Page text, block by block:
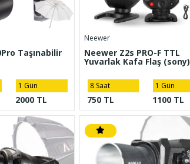
Taşınabilir
1 Gün
2000 TL
Neewer
Neewer Z2s PRO-F TTL
Yuvarlak Kafa Flaş (sony)
8 Saat
750 TL
1 Gün
1100 TL